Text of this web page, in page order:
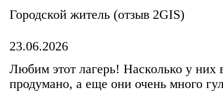
Городской житель (отзыв 2GIS)
23.06.2026
Любим этот лагерь! Насколько у них
продумано, а еще они очень много